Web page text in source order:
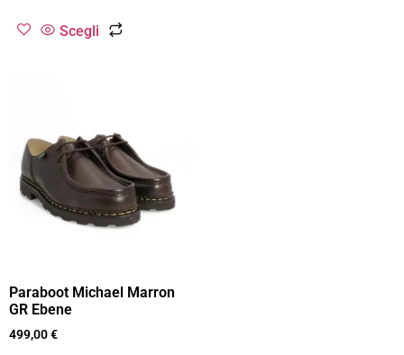
Scegli
Paraboot Michael Marron
GR Ebene
499,00€